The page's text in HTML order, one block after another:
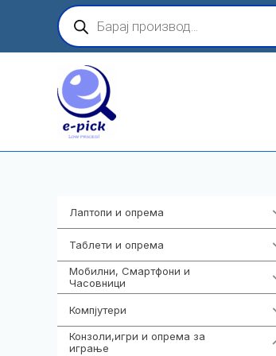
content
Products
search
Лаптопи и опрема
Таблети и опрема
Мобилни, Смартфони и
Часовници
Компјутери
Конзоли,игри и опрема за
играње